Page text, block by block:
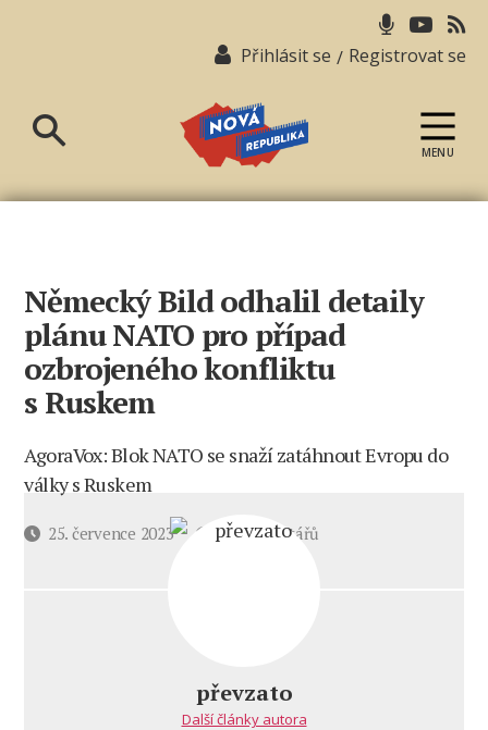
Přihlásit se / Registrovat se
republika
MENU
Německý Bild odhalil detaily
plánu NATO pro případ
ozbrojeného konfliktu
s Ruskem
AgoraVox: Blok NATO se snaží zatáhnout Evropu do
války s Ruskem
Datum25. července 2023 11 komentářů
převzato
Další články autora